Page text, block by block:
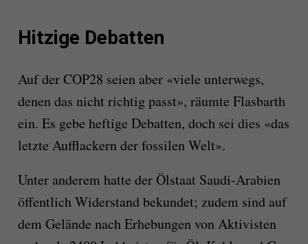
Hitzige Debatten
Auf der COP28 seien aber «viele unterwegs,
denen das nicht richtig passt», räumte Flasbarth
ein. Es gebe heftige Debatten, doch sei dies «das
letzte Aufflackern der fossilen Welt».
Unter anderem hatte der Ölstaat Saudi-Arabien
öffentlich Widerstand bekundet; zudem sind auf
dem Gelände nach Erhebungen von Aktivisten